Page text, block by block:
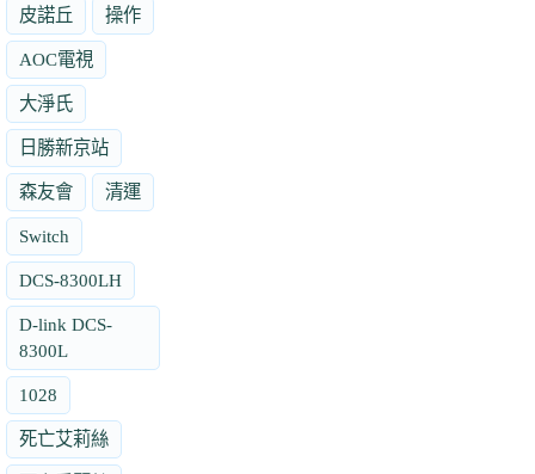
皮諾丘 操作
AOC電視
大淨氏
日勝新京站
森友會 清運
Switch
DCS-8300LH
D-link DCS-
8300L
1028
死亡艾莉絲